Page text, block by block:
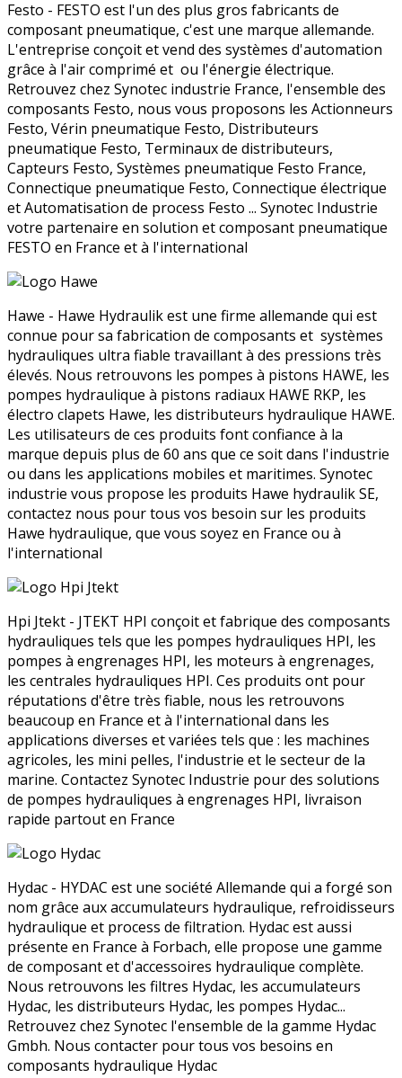
Festo - FESTO est l'un des plus gros fabricants de
composant pneumatique, c'est une marque allemande.
L'entreprise conçoit et vend des systèmes d'automation
grâce à l'air comprimé et ou l'énergie électrique.
Retrouvez chez Synotec industrie France, l'ensemble des
composants Festo, nous vous proposons les Actionneurs
Festo, Vérin pneumatique Festo, Distributeurs
pneumatique Festo, Terminaux de distributeurs,
Capteurs Festo, Systèmes pneumatique Festo France,
Connectique pneumatique Festo, Connectique électrique
et Automatisation de process Festo ... Synotec Industrie
votre partenaire en solution et composant pneumatique
FESTO en France et à l'international
Hawe - Hawe Hydraulik est une firme allemande qui est
connue pour sa fabrication de composants et systèmes
hydrauliques ultra fiable travaillant à des pressions très
élevés. Nous retrouvons les pompes à pistons HAWE, les
pompes hydraulique à pistons radiaux HAWE RKP, les
électro clapets Hawe, les distributeurs hydraulique HAWE.
Les utilisateurs de ces produits font confiance à la
marque depuis plus de 60 ans que ce soit dans l'industrie
ou dans les applications mobiles et maritimes. Synotec
industrie vous propose les produits Hawe hydraulik SE,
contactez nous pour tous vos besoin sur les produits
Hawe hydraulique, que vous soyez en France ou à
l'international
Hpi Jtekt - JTEKT HPI conçoit et fabrique des composants
hydrauliques tels que les pompes hydrauliques HPI, les
pompes à engrenages HPI, les moteurs à engrenages,
les centrales hydrauliques HPI. Ces produits ont pour
réputations d'être très fiable, nous les retrouvons
beaucoup en France et à l'international dans les
applications diverses et variées tels que : les machines
agricoles, les mini pelles, l'industrie et le secteur de la
marine. Contactez Synotec Industrie pour des solutions
de pompes hydrauliques à engrenages HPI, livraison
rapide partout en France
Hydac - HYDAC est une société Allemande qui a forgé son
nom grâce aux accumulateurs hydraulique, refroidisseurs
hydraulique et process de filtration. Hydac est aussi
présente en France à Forbach, elle propose une gamme
de composant et d'accessoires hydraulique complète.
Nous retrouvons les filtres Hydac, les accumulateurs
Hydac, les distributeurs Hydac, les pompes Hydac...
Retrouvez chez Synotec l'ensemble de la gamme Hydac
Gmbh. Nous contacter pour tous vos besoins en
composants hydraulique Hydac